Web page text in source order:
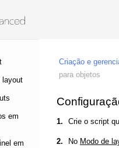
layout
em
em